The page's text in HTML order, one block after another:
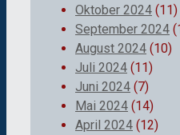
Oktober 2024 (11)
September 2024
August 2024 (10)
Juli 2024 (11)
Juni 2024 (7)
Mai 2024 (14)
April 2024 (12)